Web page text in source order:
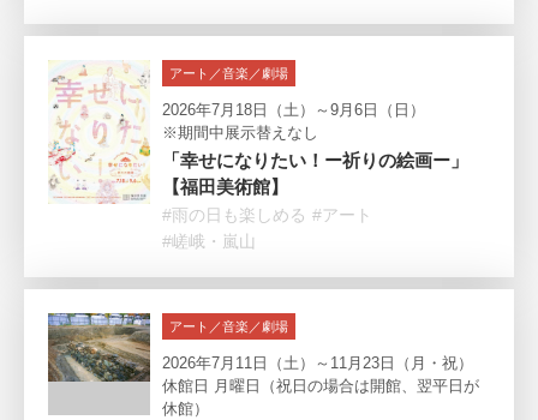
アート／音楽／劇場
2026年7月18日（土）～9月6日（日）
※期間中展示替えなし
「幸せになりたい！ー祈りの絵画ー」
【福田美術館】
#雨の日も楽しめる #アート
#嵯峨・嵐山
アート／音楽／劇場
2026年7月11日（土）～11月23日（月・祝）
休館日 月曜日（祝日の場合は開館、翌平日が
休館）